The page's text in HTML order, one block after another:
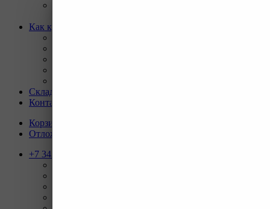
Как купить
Склады
Контакты
Корзина
Отложенные
+7 343 247-83-62